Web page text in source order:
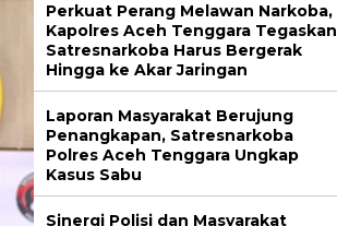
Perkuat Perang Melawan Narkoba,
Kapolres Aceh Tenggara Tegaskan
Satresnarkoba Harus Bergerak
Hingga ke Akar Jaringan
Laporan Masyarakat Berujung
Penangkapan, Satresnarkoba
Polres Aceh Tenggara Ungkap
Kasus Sabu
Sinergi Polisi dan Masyarakat